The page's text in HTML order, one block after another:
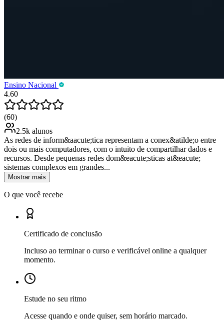
Ensino Nacional
4.60
(60)
2.5k alunos
As redes de inform&aacute;tica representam a conex&atilde;o entre
dois ou mais computadores, com o intuito de compartilhar dados e
recursos. Desde pequenas redes dom&eacute;sticas at&eacute;
sistemas complexos em grandes...
Mostrar mais
O que você recebe
Certificado de conclusão
Incluso ao terminar o curso e verificável online a qualquer
momento.
Estude no seu ritmo
Acesse quando e onde quiser, sem horário marcado.